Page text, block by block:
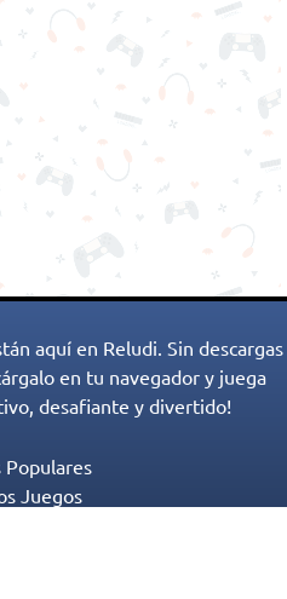
aquí en Reludi. Sin descargas
en tu navegador y juega
desafiante y divertido!
Populares
Juegos